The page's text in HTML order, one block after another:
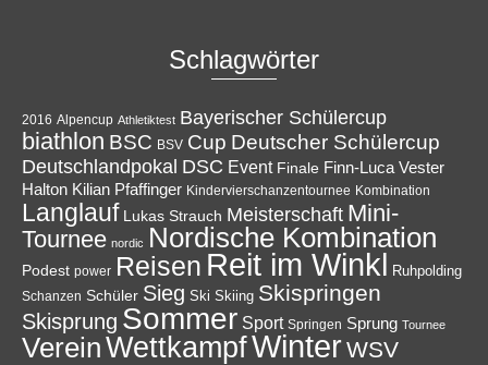
Schlagwörter
2016 Alpencup Athletiktest Bayerischer Schülercup
biathlon BSC BSV Cup Deutscher Schülercup
Deutschlandpokal DSC Event Finale Finn-Luca Vester
Halton Kilian Pfaffinger Kindervierschanzentournee Kombination
Langlauf Lukas Strauch Meisterschaft Mini-
Tournee nordic Nordische Kombination
Podest power Reisen Reit im Winkl Ruhpolding
Schanzen Schüler Sieg Ski Skiing Skispringen
Skisprung Sommer Sport Springen Sprung Tournee
VereinWettkampfWinterWSV